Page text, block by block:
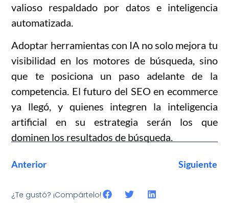
valioso respaldado por datos e inteligencia
automatizada.
Adoptar herramientas con IA no solo mejora tu
visibilidad en los motores de búsqueda, sino
que te posiciona un paso adelante de la
competencia. El futuro del SEO en ecommerce
ya llegó, y quienes integren la inteligencia
artificial en su estrategia serán los que
dominen los resultados de búsqueda.
Anterior Siguiente
¿Te gustó? ¡Compártelo!